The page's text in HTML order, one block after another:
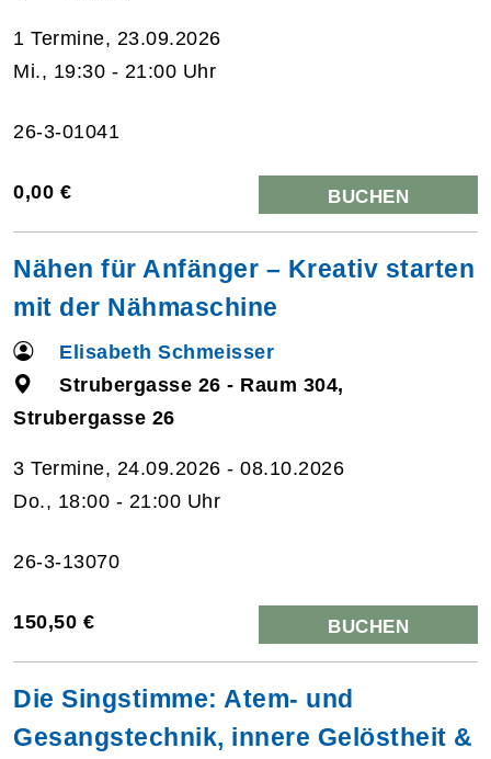
1 Termine, 23.09.2026
Mi., 19:30 - 21:00 Uhr
26-3-01041
0,00 € BUCHEN
Nähen für Anfänger – Kreativ starten
mit der Nähmaschine
Elisabeth Schmeisser
Strubergasse 26 - Raum 304,
Strubergasse 26
3 Termine, 24.09.2026 - 08.10.2026
Do., 18:00 - 21:00 Uhr
26-3-13070
150,50 € BUCHEN
Die Singstimme: Atem- und
Gesangstechnik, innere Gelöstheit &